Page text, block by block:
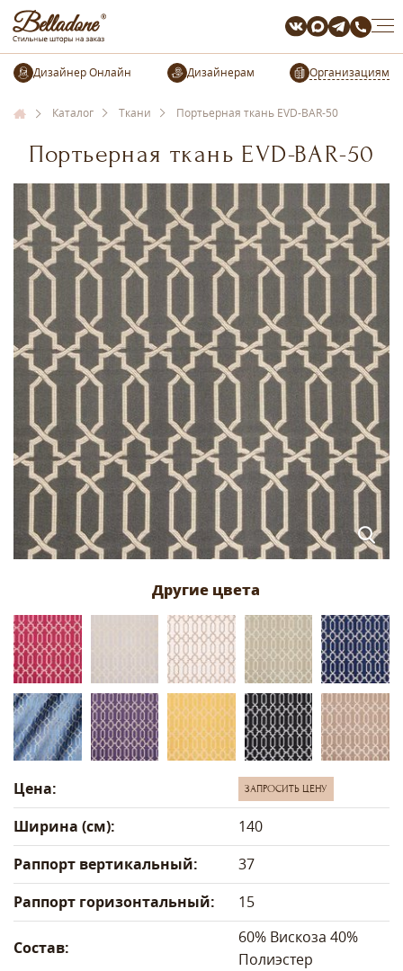
Организациям
Каталог Ткани Портьерная ткань EVD-BAR-50
Портьерная ткань EVD-BAR-50
Цена: ЗАПРОСИТЬ ЦЕНУ
Ширина (см):
140
Раппорт вертикальный:
37
Раппорт горизонтальный:
15
Состав:
60% Вискоза 40%
Полиэстер